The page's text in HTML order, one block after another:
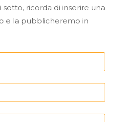
ricorda di inserire una
e la pubblicheremo in